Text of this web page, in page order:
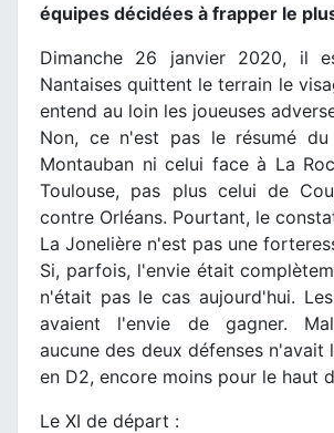
équipes décidées à frapper le
Dimanche 26 janvier 2020, il
Nantaises quittent le terrain le
entend au loin les joueuses
Non, ce n'est pas le résumé
Montauban ni celui face à La
Toulouse, pas plus celui de
contre Orléans. Pourtant, le
La Jonelière n'est pas une
Si, parfois, l'envie était
n'était pas le cas aujourd'hui.
avaient l'envie de gagner.
aucune des deux défenses n'avait
en D2, encore moins pour le haut
Le XI de départ :